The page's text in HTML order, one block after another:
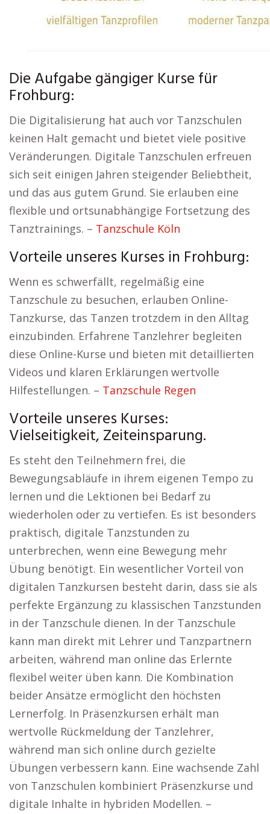
Die Aufgabe gängiger Kurse für
Frohburg:
Die Digitalisierung hat auch vor Tanzschulen
keinen Halt gemacht und bietet viele positive
Veränderungen. Digitale Tanzschulen erfreuen
sich seit einigen Jahren steigender Beliebtheit,
und das aus gutem Grund. Sie erlauben eine
flexible und ortsunabhängige Fortsetzung des
Tanztrainings. – Tanzschule Köln
Vorteile unseres Kurses in Frohburg:
Wenn es schwerfällt, regelmäßig eine
Tanzschule zu besuchen, erlauben Online-
Tanzkurse, das Tanzen trotzdem in den Alltag
einzubinden. Erfahrene Tanzlehrer begleiten
diese Online-Kurse und bieten mit detaillierten
Videos und klaren Erklärungen wertvolle
Hilfestellungen. – Tanzschule Regen
Vorteile unseres Kurses:
Vielseitigkeit, Zeiteinsparung.
Es steht den Teilnehmern frei, die
Bewegungsabläufe in ihrem eigenen Tempo zu
lernen und die Lektionen bei Bedarf zu
wiederholen oder zu vertiefen. Es ist besonders
praktisch, digitale Tanzstunden zu
unterbrechen, wenn eine Bewegung mehr
Übung benötigt. Ein wesentlicher Vorteil von
digitalen Tanzkursen besteht darin, dass sie als
perfekte Ergänzung zu klassischen Tanzstunden
in der Tanzschule dienen. In der Tanzschule
kann man direkt mit Lehrer und Tanzpartnern
arbeiten, während man online das Erlernte
flexibel weiter üben kann. Die Kombination
beider Ansätze ermöglicht den höchsten
Lernerfolg. In Präsenzkursen erhält man
wertvolle Rückmeldung der Tanzlehrer,
während man sich online durch gezielte
Übungen verbessern kann. Eine wachsende Zahl
von Tanzschulen kombiniert Präsenzkurse und
digitale Inhalte in hybriden Modellen. –